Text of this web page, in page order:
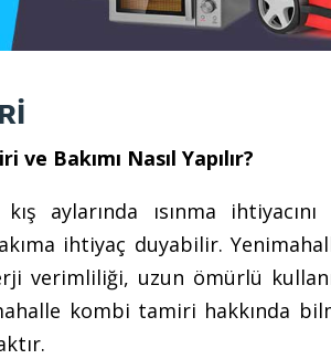
Bakımı Nasıl Yapılır?
aylarında ısınma
ihtiyaç duyabilir.
verimliliği, uzun ömürlü
kombi tamiri hakkında